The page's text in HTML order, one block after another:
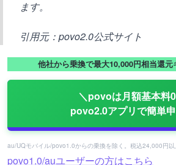
ます。
引用元：povo2.0公式サイト
他社から乗換で最大10,000円相当還元
＼povoは月額基本料
povo2.0アプリで簡単
au/UQモバイル/povo1.0からの乗換を除く。税込24,000円以
povo1.0/auユーザーの方はこちら